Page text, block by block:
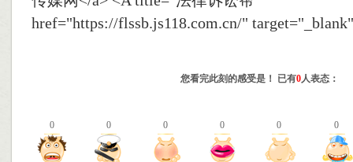
href="https://flssb.js118.com.cn/"
您看完此刻的感受是！ 已有0人表态：
0 0 0 0 0 0